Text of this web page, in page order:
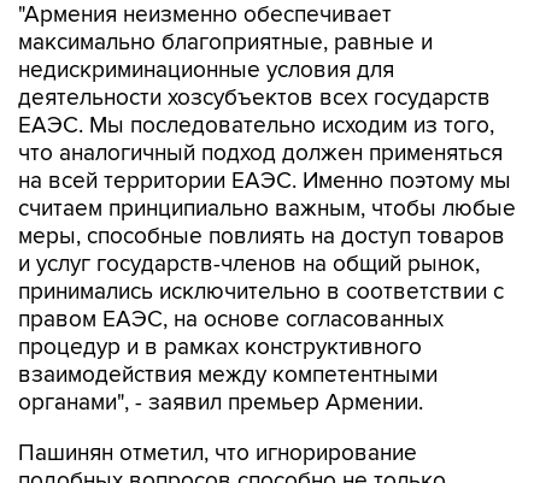
"Армения неизменно обеспечивает
максимально благоприятные, равные и
недискриминационные условия для
деятельности хозсубъектов всех государств
ЕАЭС. Мы последовательно исходим из того,
что аналогичный подход должен применяться
на всей территории ЕАЭС. Именно поэтому мы
считаем принципиально важным, чтобы любые
меры, способные повлиять на доступ товаров
и услуг государств-членов на общий рынок,
принимались исключительно в соответствии с
правом ЕАЭС, на основе согласованных
процедур и в рамках конструктивного
взаимодействия между компетентными
органами", - заявил премьер Армении.
Пашинян отметил, что игнорирование